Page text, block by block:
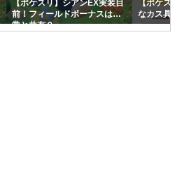
【ポケスリ】シアンEX実装目
前！フィールドボーナスは通
常と共有？
【ポケス
なカス具合